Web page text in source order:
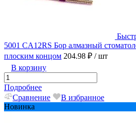
5001 CA12RS Бор алмазный
плоским концом 204.98 ₽ / шт
В корзину
Подробнее
Сравнение
В избранное
Новинка